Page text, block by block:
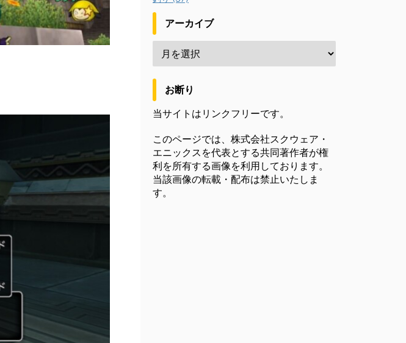
アーカイブ
お断り
当サイトはリンクフリーです。
このページでは、株式会社スクウェア・
エニックスを代表とする共同著作者が権
利を所有する画像を利用しております。
当該画像の転載・配布は禁止いたしま
す。